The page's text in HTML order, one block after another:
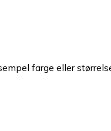
farge eller